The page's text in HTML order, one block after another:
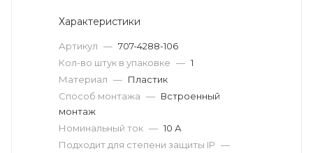
Характеристики
Артикул — 707-4288-106
Кол-во штук в упаковке — 1
Материал — Пластик
Способ монтажа — Встроенный
монтаж
Номинальный ток — 10 А
Подходит для степени защиты IP —